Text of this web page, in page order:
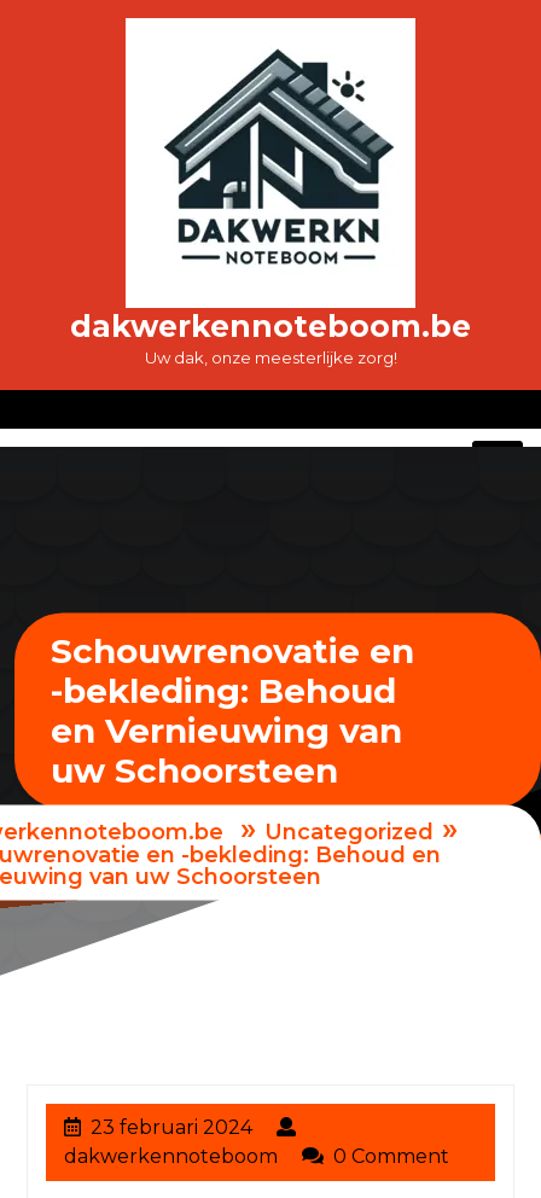
dakwerkennoteboom.be
Uw dak, onze meesterlijke zorg!
Schouwrenovatie en
-bekleding: Behoud
en Vernieuwing van
uw Schoorsteen
» Uncategorized »
en -bekleding: Behoud en
van uw Schoorsteen
23 februari 202423
februari
2024
dakwerkennoteboom dakwerkennoteboom
0 Comment